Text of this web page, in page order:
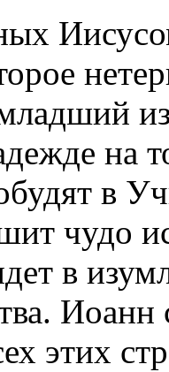
на
в
чудо
в
этих